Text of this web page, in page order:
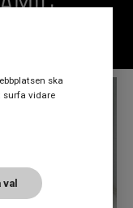
ska
surfa vidare
val